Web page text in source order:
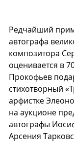
Редчайший
автографа
композитора
оценивается в
Прокофьев
стихотворный
арфистке
на аукционе
автографы
Арсения